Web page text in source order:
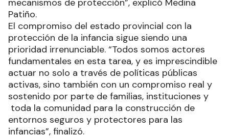
mecanismos de protección”, explicó Medina
Patiño.
El compromiso del estado provincial con la
protección de la infancia sigue siendo una
prioridad irrenunciable. “Todos somos actores
fundamentales en esta tarea, y es imprescindible
actuar no solo a través de políticas públicas
activas, sino también con un compromiso real y
sostenido por parte de familias, instituciones y
toda la comunidad para la construcción de
entornos seguros y protectores para las
infancias”, finalizó.